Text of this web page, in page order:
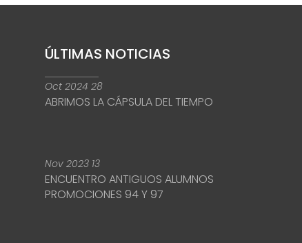
ÚLTIMAS NOTICIAS
Oct 2024 28
ABRIMOS LA CÁPSULA DEL TIEMPO
Nov 2023 13
ENCUENTRO ANTIGUOS ALUMNOS
PROMOCIONES 94 Y 97